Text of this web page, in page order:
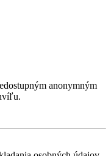
anonymným